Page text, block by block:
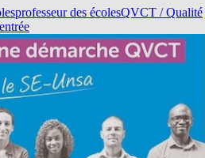
professeur des écolesQVCT / Qualité